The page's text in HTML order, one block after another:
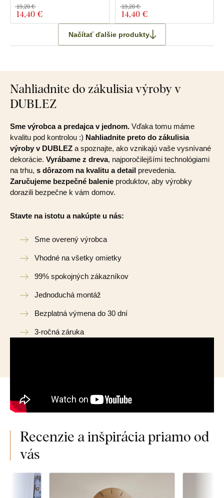
14,40 €
19,20 €
14,40 €
19,20 €
Načítať ďalšie produkty
Nahliadnite do zákulisia výroby v
DUBLEZ
Sme výrobca a predajca v jednom. Vďaka tomu máme
kvalitu pod kontrolou :) Nahliadnite preto do zákulisia
výroby v DUBLEZ a spoznajte, ako vznikajú vaše vysnívané
dekorácie. Vyrábame z dreva, najporočilejšími technológiami
na trhu, s dôrazom na kvalitu a detail prevedenia.
Zaručujeme bezpečné balenie produktov, aby výrobky
dorazili bezpečne k vám domov.
Stavte na istotu a nakúpte u nás:
Sme overený výrobca
Vhodné na všetky omietky
99% spokojných zákazníkov
Jednoduchá montáž
Bezplatná výmena do 30 dní
3-ročná záruka
Recenzie a inšpirácia priamo od
vás